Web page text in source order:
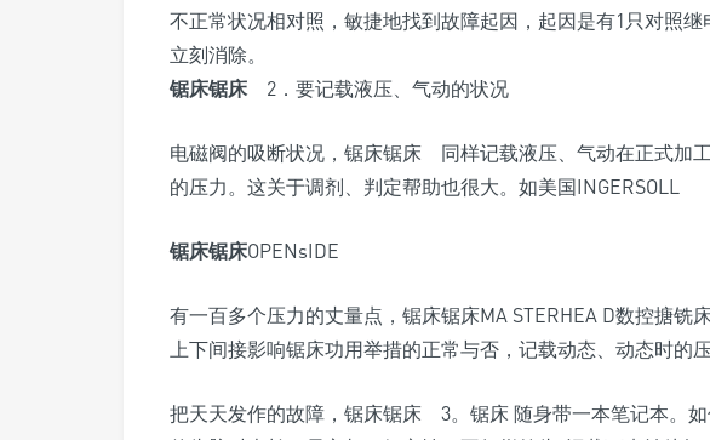
不正常状况相对照，敏捷地找到故障起因，起因是有1只对照
立刻消除。
锯床锯床2．要记载液压、气动的状况
电磁阀的吸断状况，锯床锯床 同样记载液压、气动在正式加
的压力。这关于调剂、判定帮助也很大。如美国INGERSOLL
锯床锯床OPENsIDE
有一百多个压力的丈量点，锯床锯床MA STERHEA D数控搪铣
上下间接影响锯床功用举措的正常与否，记载动态、动态时的压
把天天发作的故障，锯床锯床 3。锯床 随身带一本笔记本。